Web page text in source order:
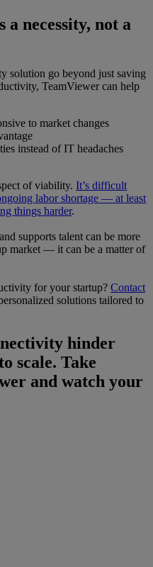
a necessity, not a
solution go beyond just saving
TeamViewer can help
to market changes
instead of IT headaches
of viability. It’s difficult
labor shortage — at least
things harder.
supports talent can be more
market — it can be a matter of
for your startup? Contact
solutions tailored to
hinder
scale. Take
and watch your